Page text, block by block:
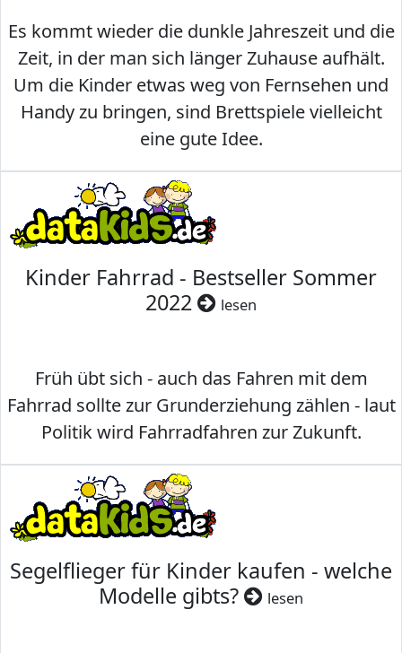
Es kommt wieder die dunkle Jahreszeit und die
Zeit, in der man sich länger Zuhause aufhält.
Um die Kinder etwas weg von Fernsehen und
Handy zu bringen, sind Brettspiele vielleicht
eine gute Idee.
Kinder Fahrrad - Bestseller Sommer
2022
lesen
Früh übt sich - auch das Fahren mit dem
Fahrrad sollte zur Grunderziehung zählen - laut
Politik wird Fahrradfahren zur Zukunft.
Segelflieger für Kinder kaufen - welche
Modelle gibts?
lesen